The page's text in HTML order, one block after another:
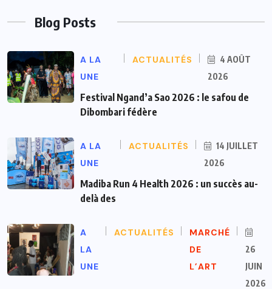
Blog Posts
A LA
UNE
ACTUALITÉS
4 AOÛT
2026
Festival Ngand’a Sao 2026 : le safou de
Dibombari fédère
A LA
UNE
ACTUALITÉS
14 JUILLET
2026
Madiba Run 4 Health 2026 : un succès au-
delà des
A
LA
UNE
ACTUALITÉS
MARCHÉ
DE
L’ART
26
JUIN
2026